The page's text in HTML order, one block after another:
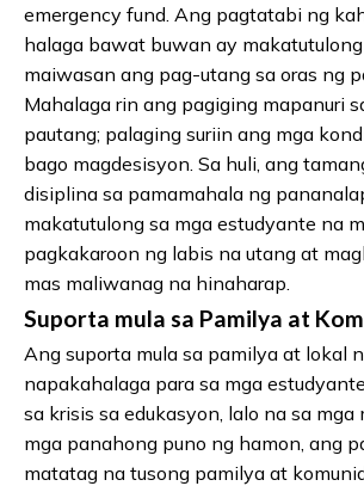
emergency fund. Ang pagtatabi ng
halaga bawat buwan ay
maiwasan ang pag-utang sa oras ng
Mahalaga rin ang pagiging mapanuri
pautang; palaging suriin ang mga
bago magdesisyon. Sa huli, ang
disiplina sa pamamahala ng
makatutulong sa mga estudyante na
pagkakaroon ng labis na utang at
mas maliwanag na hinaharap.
Suporta mula sa Pamilya at
Ang suporta mula sa pamilya at lokal
napakahalaga para sa mga
sa krisis sa edukasyon, lalo na sa mga
mga panahong puno ng hamon, ang
matatag na tusong pamilya at